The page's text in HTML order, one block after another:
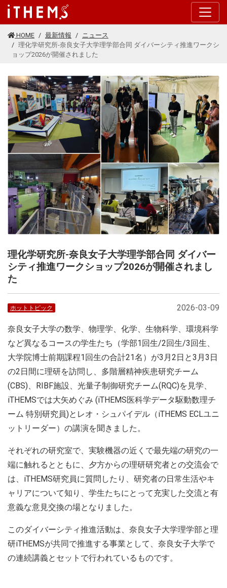
このページの本文に移動する
HOME 最新情報
ニュース
理化学研究所-奈良女子大学理学部合同 ダイバーシティ推進ワークシ
ョップ2026が開催されました
理化学研究所-奈良女子大学理学部合同 ダイバー
シティ推進ワークショップ2026が開催されまし
た
2026-03-09
ホットトピック
奈良女子大学の数学、物理学、化学、生物科学、環境科学
など異なるコースの学生たち（学部1回生/2回生/3回生、
大学院博士前期課程1回生の合計21名）が3月2日と3月3日
の2日間に理研を訪問し、多階層精神疾患研究チーム
(CBS)、RIBF施設、光量子制御研究チーム(RQC)を見学、
iTHEMSでは大矢めぐみ (iTHEMS医科学データ駆動数理チ
ーム 特別研究員)とレオ・シュパイデル（iTHEMS ECLユニ
ットリーダー）の講演を聞きました。
それぞれの研究室で、実験機器の近くで最先端の研究の一
端に触れるとともに、夕方からの理研研究者との交流会で
は、iTHEMS研究員に質問したり、研究者の日常生活やキ
ャリアについて知り、学生たちにとって充実した交流と有
意義な意見交換の場となりました。
このダイバーシティ推進活動は、奈良女子大学理学部と理
研iTHEMSが共同で推進する事業として、奈良女子大学で
の連続講義とセットで行われているものです。